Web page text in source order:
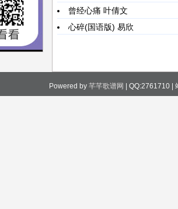
曾经心痛 叶倩文
心碎(国语版) 易欣
Powered by 芊芊歌谱网 | QQ:2761710 |